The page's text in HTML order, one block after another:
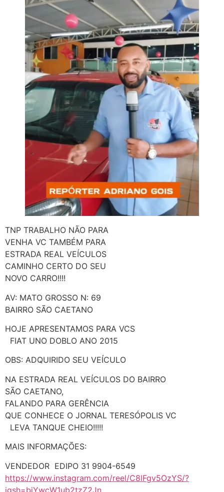
TNP TRABALHO NÃO PARA
VENHA VC TAMBÉM PARA
ESTRADA REAL VEÍCULOS
CAMINHO CERTO DO SEU
NOVO CARRO!!!!
AV: MATO GROSSO N: 69
BAIRRO SÃO CAETANO
HOJE APRESENTAMOS PARA VCS
FIAT UNO DOBLO ANO 2015
OBS: ADQUIRIDO SEU VEÍCULO
NA ESTRADA REAL VEÍCULOS DO BAIRRO
SÃO CAETANO,
FALANDO PARA GERÊNCIA
QUE CONHECE O JORNAL TERESÓPOLIS VC
LEVA TANQUE CHEIO!!!!!
MAIS INFORMAÇÕES:
VENDEDOR EDIPO 31 9904-6549
https://www.instagram.com/reel/C8lFgv5OzYS/?
igsh=bjYwcW1ub2tzZ2Jn